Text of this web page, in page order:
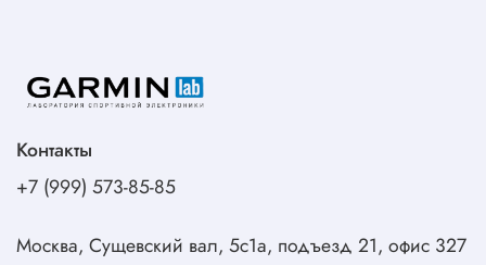
Контакты
+7 (999) 573-85-85
Москва, Сущевский вал, 5с1а, подъезд 21, офис 327